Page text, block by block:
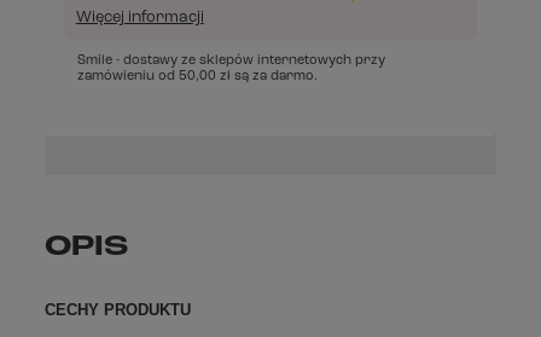
Więcej informacji
Smile - dostawy ze sklepów internetowych przy
zamówieniu od 50,00 zł są za darmo.
OPIS
CECHY PRODUKTU